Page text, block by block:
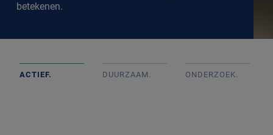
betekenen.
ACTIEF. DUURZAAM. ONDERZOEK.